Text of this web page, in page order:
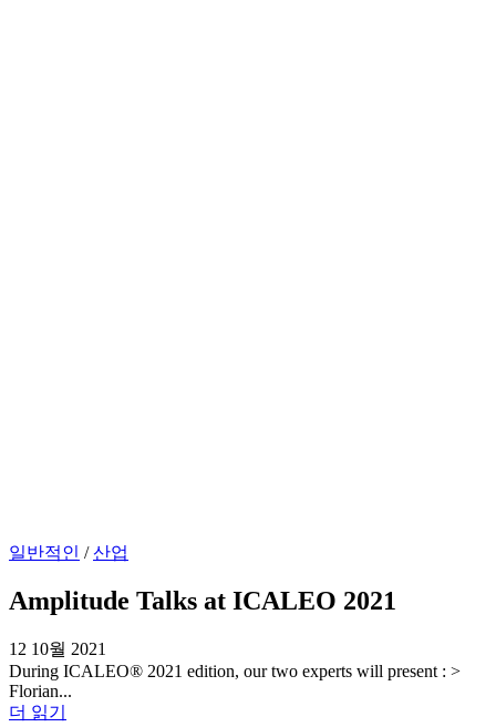
일반적인 /산업
Amplitude Talks at ICALEO 2021
12 10월 2021
During ICALEO® 2021 edition, our two experts will present : >
Florian...
더 읽기